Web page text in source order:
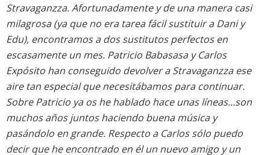
Stravaganzza. Afortunadamente y de una manera casi
milagrosa (ya que no era tarea fácil sustituir a Dani y
Edu), encontramos a dos sustitutos perfectos en
escasamente un mes. Patricio Babasasa y Carlos
Expósito han conseguido devolver a Stravaganzza ese
aire tan especial que necesitábamos para continuar.
Sobre Patricio ya os he hablado hace unas líneas...son
muchos años juntos haciendo buena música y
pasándolo en grande. Respecto a Carlos sólo puedo
decir que he encontrado en él un nuevo amigo y un